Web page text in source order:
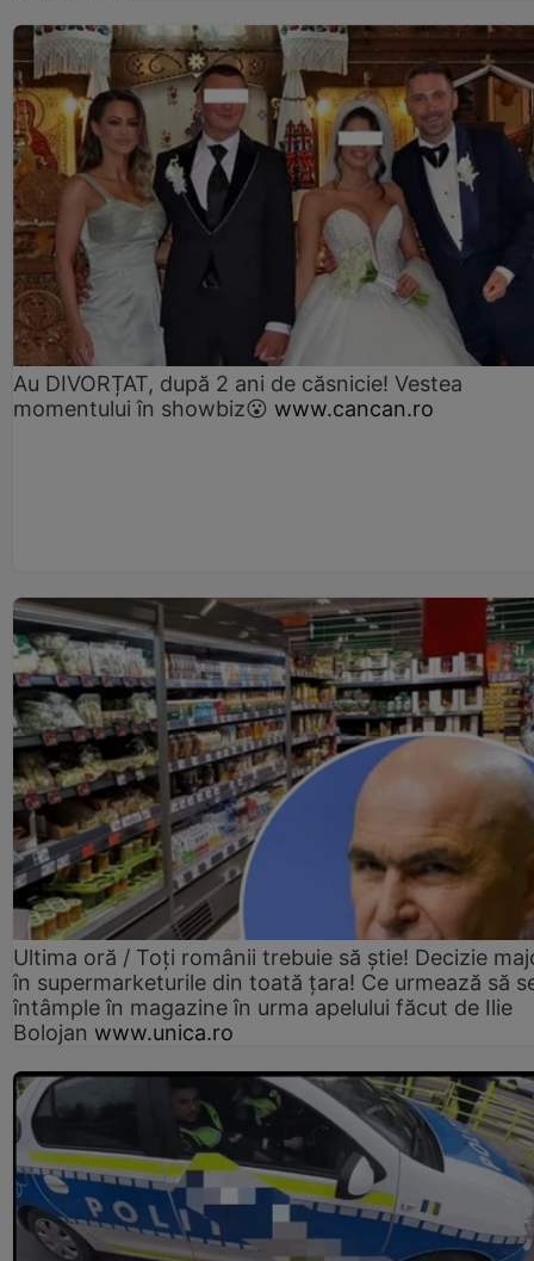
Au DIVORȚAT, după 2 ani de căsnicie! Vestea
momentului în showbiz😮 www.cancan.ro
Ultima oră / Toți românii trebuie să știe! Decizie
în supermarketurile din toată țara! Ce urmează să
întâmple în magazine în urma apelului făcut de Ilie
Bolojan www.unica.ro